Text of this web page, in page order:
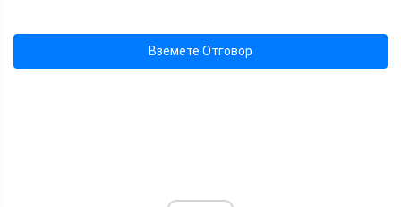
Вземете Отговор